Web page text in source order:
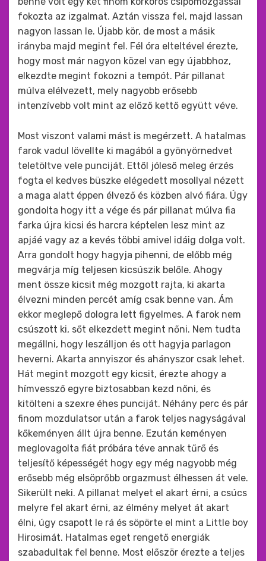
fokozta az izgalmat. Aztán vissza fel, majd lassan
nagyon lassan le. Újabb kör, de most a másik
irányba majd megint fel. Fél óra elteltével érezte,
hogy most már nagyon közel van egy újabbhoz,
elkezdte megint fokozni a tempót. Pár pillanat
múlva elélvezett, mely nagyobb erősebb
intenzívebb volt mint az előző kettő együtt véve.
Most viszont valami mást is megérzett. A hatalmas
farok vadul lövellte ki magából a gyönyörnedvet
teletöltve vele punciját. Ettől jóleső meleg érzés
fogta el kedves büszke elégedett mosollyal nézett
a maga alatt éppen élvező és közben alvó fiára. Úgy
gondolta hogy itt a vége és pár pillanat múlva fia
farka újra kicsi és harcra képtelen lesz mint az
apjáé vagy az a kevés többi amivel idáig dolga volt.
Arra gondolt hogy hagyja pihenni, de előbb még
megvárja míg teljesen kicsúszik belőle. Ahogy
ment össze kicsit még mozgott rajta, ki akarta
élvezni minden percét amíg csak benne van. Ám
ekkor meglepő dologra lett figyelmes. A farok nem
csúszott ki, sőt elkezdett megint nőni. Nem tudta
megállni, hogy leszálljon és ott hagyja parlagon
heverni. Akarta annyiszor és ahányszor csak lehet.
Hát megint mozgott egy kicsit, érezte ahogy a
hímvessző egyre biztosabban kezd nőni, és
kitölteni a szexre éhes punciját. Néhány perc és pár
finom mozdulatsor után a farok teljes nagyságával
kőkeményen állt újra benne. Ezután keményen
meglovagolta fiát próbára téve annak tűrő és
teljesítő képességét hogy egy még nagyobb még
erősebb még elsöprőbb orgazmust élhessen át vele.
Sikerült neki. A pillanat melyet el akart érni, a csúcs
melyre fel akart érni, az élmény melyet át akart
élni, úgy csapott le rá és söpörte el mint a Little boy
Hirosimát. Hatalmas eget rengető energiák
szabadultak fel benne. Most először érezte a teljes